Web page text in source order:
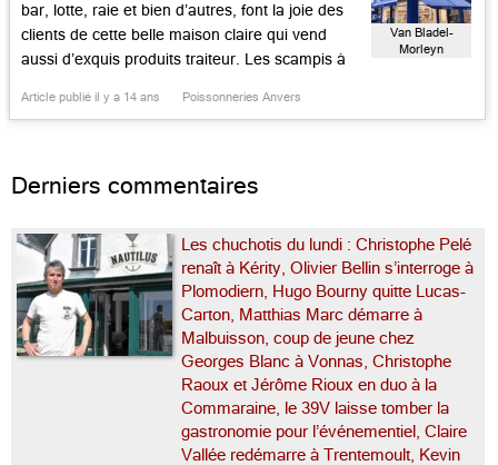
bar, lotte, raie et bien d’autres, font la joie des
clients de cette belle maison claire qui vend
aussi d’exquis produits traiteur. Les scampis à
sortes, mais aussi l’anguille au vert et la soupe
Article publié il y a 14 ans Poissonneries Anvers
Van Bladel-
Morleyn
Derniers commentaires
Les chuchotis du lundi : Christophe Pelé
renaît à Kérity, Olivier Bellin s’interroge à
Plomodiern, Hugo Bourny quitte Lucas-
Carton, Matthias Marc démarre à
Malbuisson, coup de jeune chez
Georges Blanc à Vonnas, Christophe
Raoux et Jérôme Rioux en duo à la
Commaraine, le 39V laisse tomber la
gastronomie pour l’événementiel, Claire
Vallée redémarre à Trentemoult, Kevin